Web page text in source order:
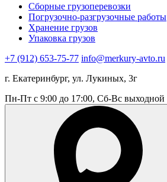
Сборные грузоперевозки
Погрузочно-разгрузочные работы
Хранение грузов
Упаковка грузов
+7 (912) 653-75-77 info@merkury-avto.ru
г. Екатеринбург, ул. Лукиных, 3г
Пн-Пт с 9:00 до 17:00, Сб-Вс выходной